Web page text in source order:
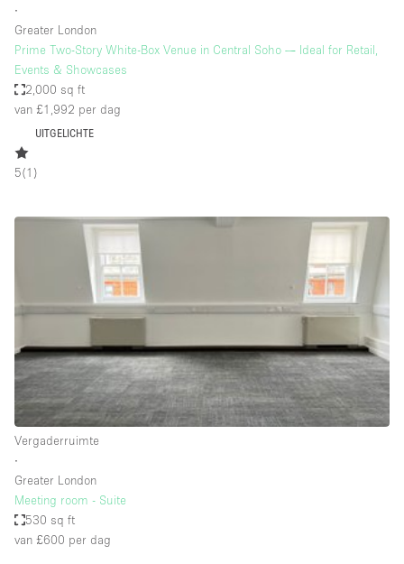
Atelier / Werkplaats
Boetiek / Winkel
Boot
Evenementruimte
Foto / Filmstudio
Hal
Herenhuis / Huis
Kantoorruimte
Kraampje / Marktkraam
Magazijn
Markt / Festival
∙
Greater London
Prime Two-Story White-Box Venue in Central Soho — Ideal for Retail,
Events & Showcases
2,000 sq ft
van £1,992 per dag
UITGELICHTE
5(1 )
Vergaderruimte
∙
Greater London
Meeting room - Suite
530 sq ft
van £600 per dag